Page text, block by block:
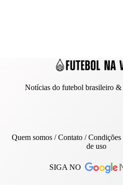
Notícias do futebol brasileiro &
Quem somos/Contato/ Condições
de uso
SIGA NO